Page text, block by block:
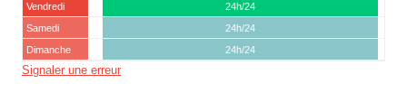
Vendredi
24h/24
Samedi
24h/24
Dimanche
24h/24
Signaler une erreur